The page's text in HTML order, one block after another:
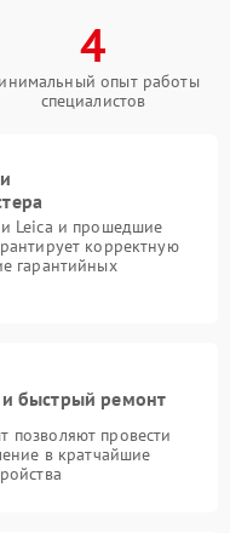
4
опыт работы
специалистов
Leica и прошедшие
корректную
гарантийных
и быстрый ремонт
провести
в кратчайшие